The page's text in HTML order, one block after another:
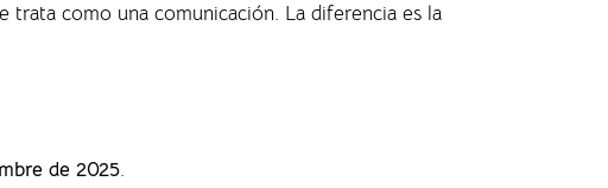
trata como una comunicación. La diferencia es la
de 2025.